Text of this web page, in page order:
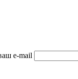
e-mail